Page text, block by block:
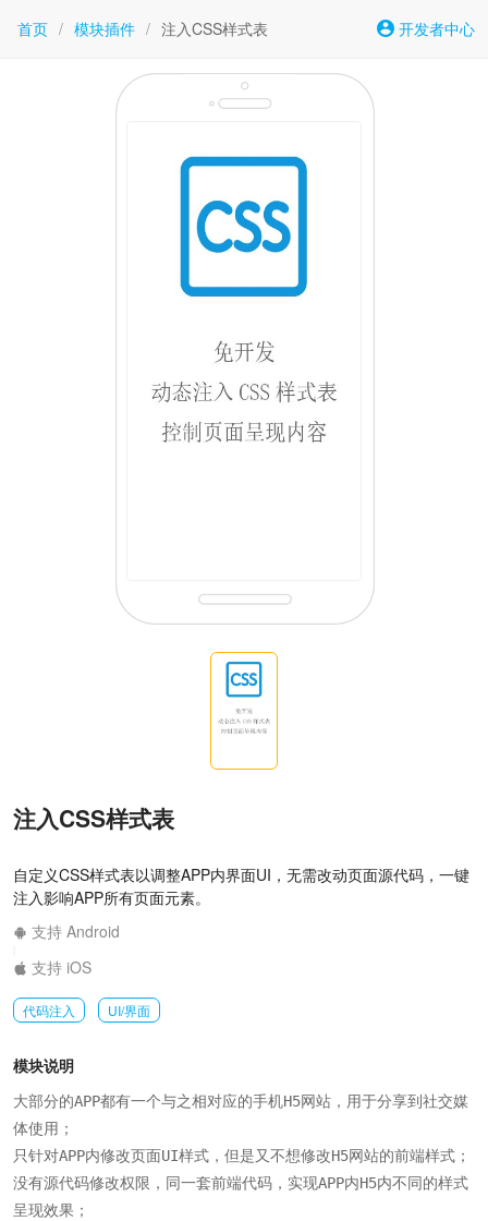
首页 / 模块插件 / 注入CSS样式表 开发者中心
注入CSS样式表
自定义CSS样式表以调整APP内界面UI，无需改动页面源代码，一键
注入影响APP所有页面元素。
支持 Android
支持 iOS
代码注入 UI/界面
模块说明
大部分的APP都有一个与之相对应的手机H5网站，用于分享到社交媒
体使用；
只针对APP内修改页面UI样式，但是又不想修改H5网站的前端样式；
没有源代码修改权限，同一套前端代码，实现APP内H5内不同的样式
呈现效果；